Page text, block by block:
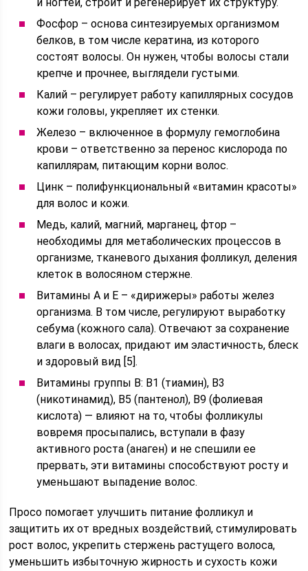
Фосфор – основа синтезируемых организмом
белков, в том числе кератина, из которого
состоят волосы. Он нужен, чтобы волосы стали
крепче и прочнее, выглядели густыми.
Калий – регулирует работу капиллярных сосудов
кожи головы, укрепляет их стенки.
Железо – включенное в формулу гемоглобина
крови – ответственно за перенос кислорода по
капиллярам, питающим корни волос.
Цинк – полифункциональный «витамин красоты»
для волос и кожи.
Медь, калий, магний, марганец, фтор –
необходимы для метаболических процессов в
организме, тканевого дыхания фолликул, деления
клеток в волосяном стержне.
Витамины А и Е – «дирижеры» работы желез
организма. В том числе, регулируют выработку
себума (кожного сала). Отвечают за сохранение
влаги в волосах, придают им эластичность, блеск
и здоровый вид [5].
Витамины группы В: В1 (тиамин), В3
(никотинамид), В5 (пантенол), В9 (фолиевая
кислота) — влияют на то, чтобы фолликулы
вовремя просыпались, вступали в фазу
активного роста (анаген) и не спешили ее
прервать, эти витамины способствуют росту и
уменьшают выпадение волос.
Просо помогает улучшить питание фолликул и
защитить их от вредных воздействий, стимулировать
рост волос, укрепить стержень растущего волоса,
уменьшить избыточную жирность и сухость кожи